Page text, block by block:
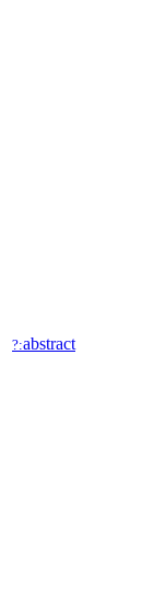
?:abstract